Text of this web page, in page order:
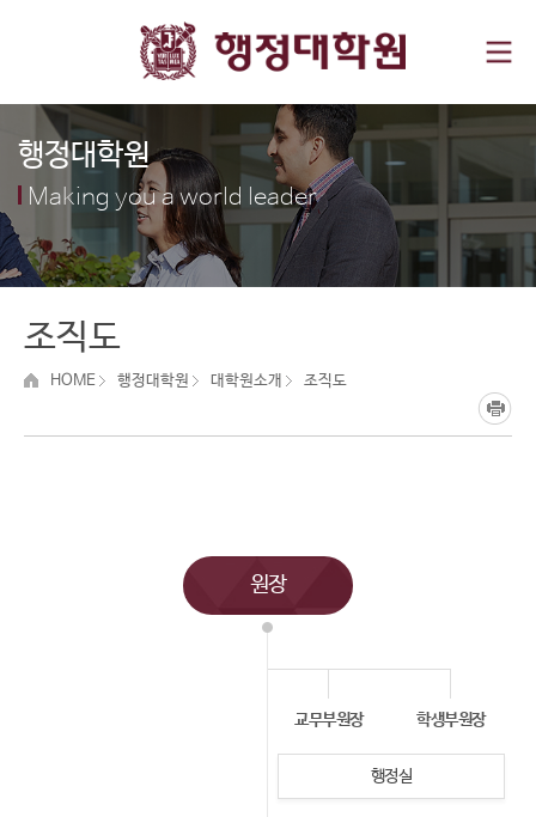
행정대학원
Making you a world leader
조직도
HOME 행정대학원 대학원소개 조직도
원장
교무부원장 학생부원장
행정실